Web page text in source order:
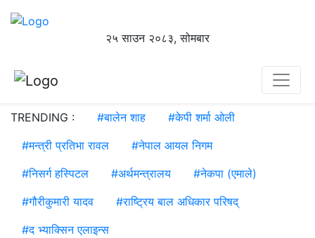
२५ साउन २०८३, सोमबार
TRENDING : #बालेन शाह #केपी शर्मा ओली
#मन्त्री प्रतिभा रावल #नेपाल आयल निगम
#निसर्ग हस्पिटल #अर्थमन्त्रालय #नेकपा (एमाले)
#गौरीकुमारी यादव #राष्ट्रिय बाल अधिकार परिषद्
#द भ्याक्सिन एलाइन्स